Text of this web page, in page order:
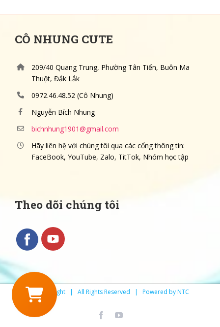
CÔ NHUNG CUTE
209/40 Quang Trung, Phường Tân Tiến, Buôn Ma
Thuột, Đắk Lắk
0972.46.48.52 (Cô Nhung)
Nguyễn Bích Nhung
bichnhung1901@gmail.com
Hãy liên hệ với chúng tôi qua các cổng thông tin:
FaceBook, YouTube, Zalo, TitTok, Nhóm học tập
Theo dõi chúng tôi
© Copyright | All Rights Reserved | Powered by NTC
facebookyoutube